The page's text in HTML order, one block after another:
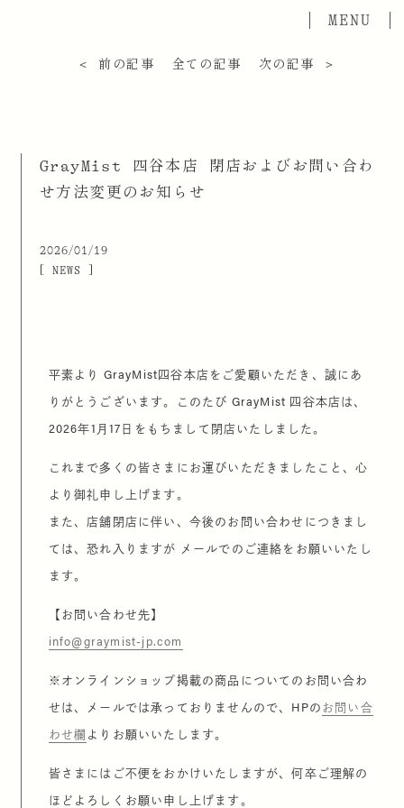
＜ 前の記事 全ての記事 次の記事 ＞
GrayMist 四谷本店 閉店およびお問い合わ
せ方法変更のお知らせ
2026/01/19
[ NEWS ]
平素より GrayMist四谷本店をご愛顧いただき、誠にあ
りがとうございます。このたび GrayMist 四谷本店は、
2026年1月17日をもちまして閉店いたしました。
これまで多くの皆さまにお運びいただきましたこと、心
より御礼申し上げます。
また、店舗閉店に伴い、今後のお問い合わせにつきまし
ては、恐れ入りますが メールでのご連絡をお願いいたし
ます。
【お問い合わせ先】
info@graymist-jp.com
※オンラインショップ掲載の商品についてのお問い合わ
せは、メールでは承っておりませんので、HPのお問い合
わせ欄 よりお願いいたします。
皆さまにはご不便をおかけいたしますが、何卒ご理解の
ほどよろしくお願い申し上げます。